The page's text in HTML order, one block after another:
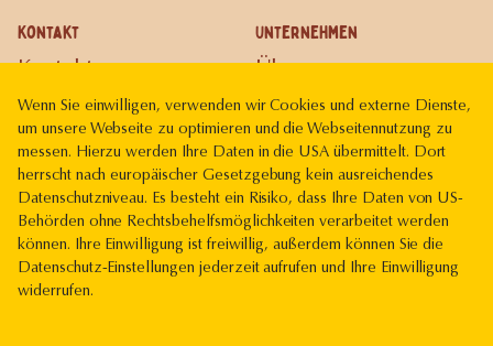
Kontakt
Kontakt
Unternehmen
Über uns
Karriere
Gutscheinkarte
Impressum
Datenschutz
Wenn Sie einwilligen, verwenden wir Cookies und externe Dienste,
um unsere Webseite zu optimieren und die Webseitennutzung zu
messen. Hierzu werden Ihre Daten in die USA übermittelt. Dort
herrscht nach europäischer Gesetzgebung kein ausreichendes
Datenschutzniveau. Es besteht ein Risiko, dass Ihre Daten von US-
Behörden ohne Rechtsbehelfsmöglichkeiten verarbeitet werden
können. Ihre Einwilligung ist freiwillig, außerdem können Sie die
Datenschutz-Einstellungen jederzeit aufrufen und Ihre Einwilligung
widerrufen.